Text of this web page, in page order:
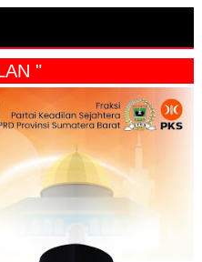
" IKLAN "